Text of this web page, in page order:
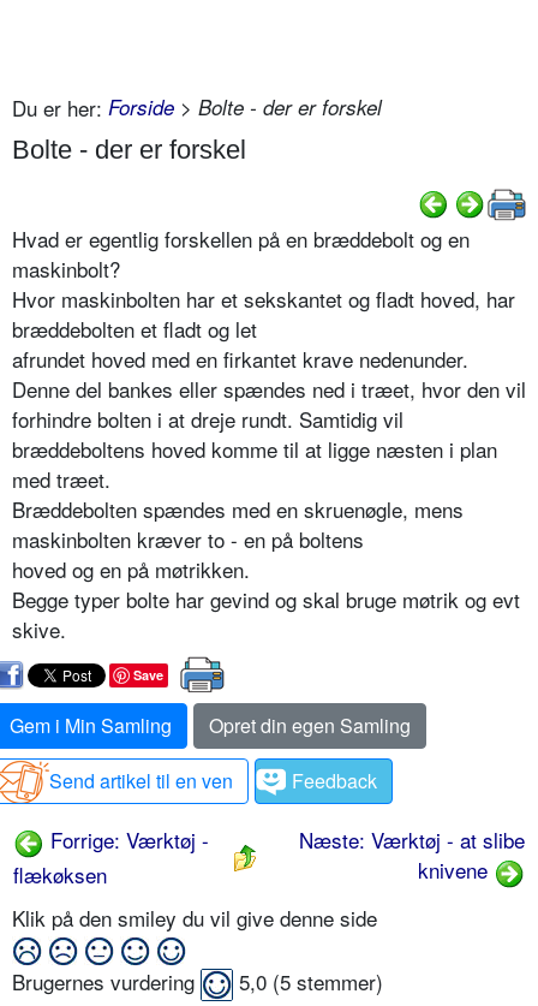
Du er her: Forside > Bolte - der er forskel
Bolte - der er forskel
Hvad er egentlig forskellen på en bræddebolt og en
maskinbolt?
Hvor maskinbolten har et sekskantet og fladt hoved, har
bræddebolten et fladt og let
afrundet hoved med en firkantet krave nedenunder.
Denne del bankes eller spændes ned i træet, hvor den vil
forhindre bolten i at dreje rundt. Samtidig vil
bræddeboltens hoved komme til at ligge næsten i plan
med træet.
Bræddebolten spændes med en skruenøgle, mens
maskinbolten kræver to - en på boltens
hoved og en på møtrikken.
Begge typer bolte har gevind og skal bruge møtrik og evt
skive.
Save
Gem i Min Samling
Opret din egen Samling
Send artikel til en ven
Feedback
Forrige: Værktøj -
flækøksen
Næste: Værktøj - at slibe
knivene
Klik på den smiley du vil give denne side
Brugernes vurdering 5,0 (5 stemmer)